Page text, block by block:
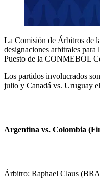
La Comisión de Árbitros de
designaciones arbitrales
Puesto de la CONMEBOL
Los partidos involucrados
julio y Canadá vs. Uruguay
Argentina vs. Colombia
Árbitro: Raphael Claus